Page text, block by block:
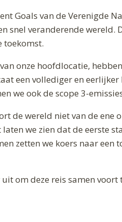
Goals van de Verenigde
snel veranderende wereld.
toekomst.
onze hoofdlocatie,
een vollediger en
we ook de scope 3-
de wereld niet van de ene
we zien dat de eerste
zetten we koers naar
om deze reis samen voort